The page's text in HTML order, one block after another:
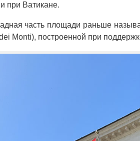
при Ватикане.
часть площади раньше
Monti), построенной при